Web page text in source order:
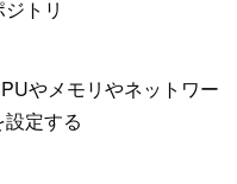
トリ
やメモリやネットワー
定する